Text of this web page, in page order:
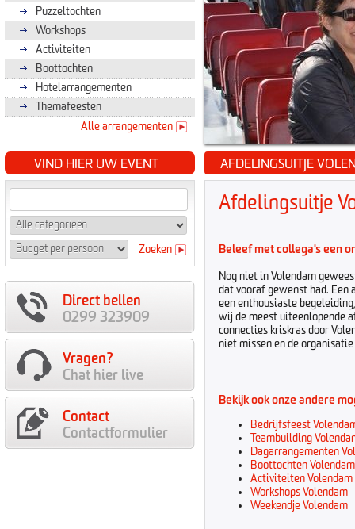
Puzzeltochten
Workshops
Activiteiten
Boottochten
Hotelarrangementen
Themafeesten
Alle arrangementen
VIND HIER UW EVENT
Zoeken
Direct bellen
0299 323909
Vragen?
Chat hier live
Contact
Contactformulier
AFDELINGSUITJE
Afdelingsuitje
Beleef met collega's een
Nog niet in Volendam
dat vooraf gewenst had. Een
een enthousiaste
wij de meest uiteenlopende
connecties kriskras door
niet missen en de
Bekijk ook onze andere
Bedrijfsfeest
Teambuilding
Dagarrangementen
Boottochten Volendam
Activiteiten Volendam
Workshops Volendam
Weekendje Volendam